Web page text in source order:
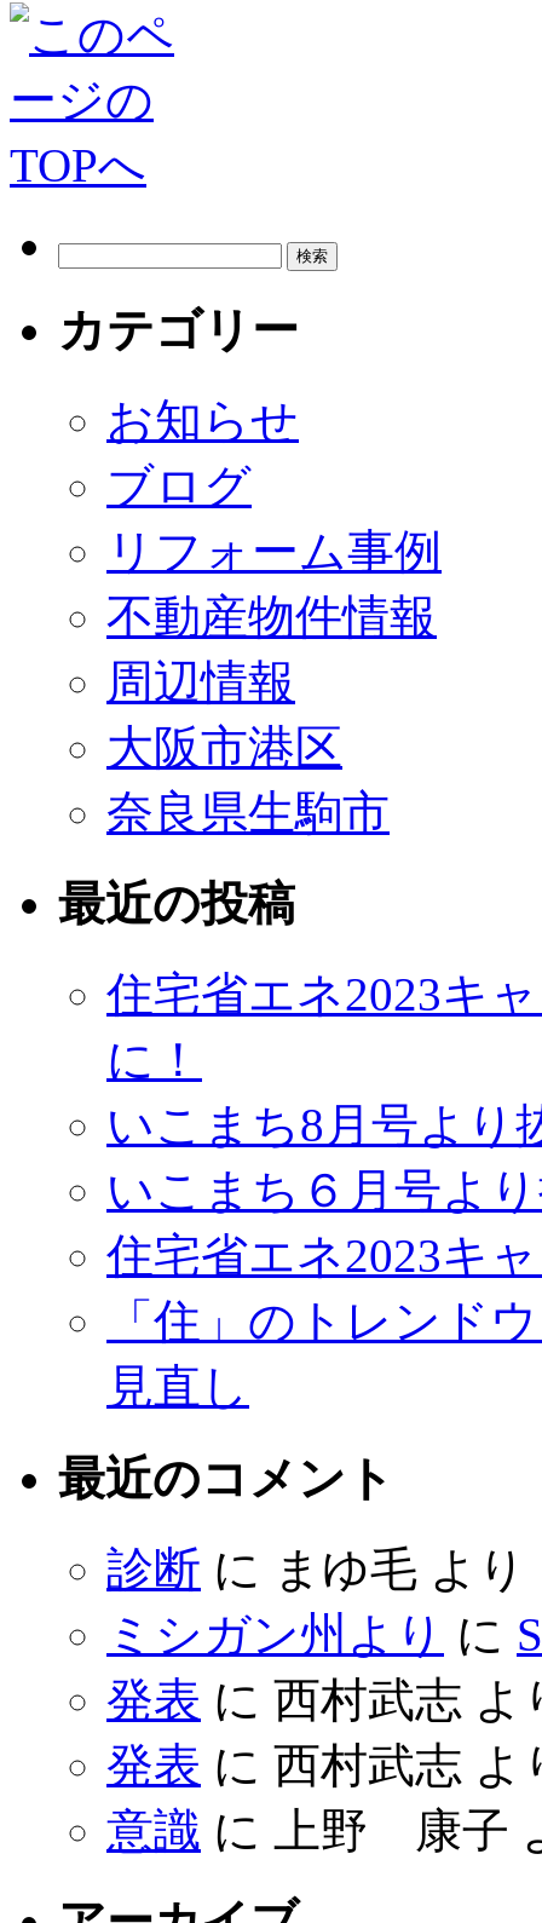
カテゴリー
お知らせ
ブログ
リフォーム事例
不動産物件情報
周辺情報
大阪市港区
奈良県生駒市
最近の投稿
住宅省エネ2023キ
に！
いこまち8月号よ
いこまち６月号よ
住宅省エネ2023キ
「住」のトレンド
見直し
最近のコメント
診断 に まゆ毛 より
ミシガン州より に
発表 に 西村武志 よ
発表 に 西村武志 よ
意識 に 上野 康子